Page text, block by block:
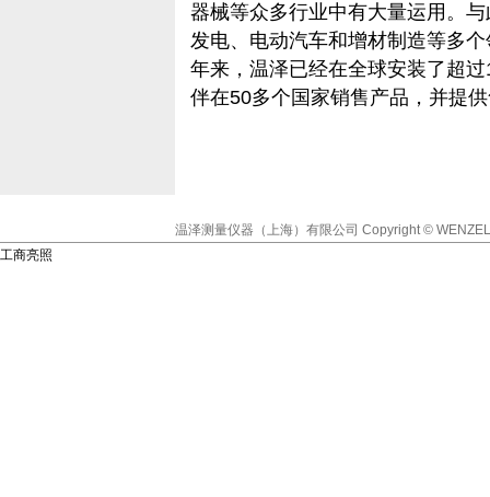
器械等众多行业中有大量运用。
发电、电动汽车和增材制造等多
年来，温泽已经在全球安装了超
伴在50多个国家销售产品，并提
温泽测量仪器（上海）有限公司 Copyright ©
工商亮照